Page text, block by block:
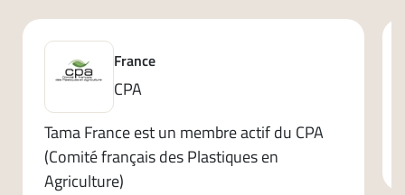
France
CPA
Tama France est un membre actif du CPA
(Comité français des Plastiques en
Agriculture)